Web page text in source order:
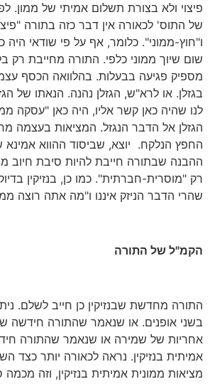
פיצוי ולא בצורת תשלום אמיתי של ממון.
של התוס' לכאורה אין דבר כזה בתורה
ו"חוץ-ממוני". כלומר, אף על פי שודאי היה
שום שיוך ממוני כלפי. התורה מחייבת רק
מספיק פגיעה בבעלות. בהלוואה הכסף
בגזלן. או לרא"ש, הגזלן נהנה. הנאתו של
לנו שהיה כאן קשר אליו, היה כאן "עסקה
הגזלן אל הדבר הנגזל. המציאות בעצמה
החפץ הנלקח. יוצא, שביסוד ההווא אמינא
ההבנה שבתורה חייבת להיות סיבת חיוב
רק "מוסרית-חברתית". כמו כן, בנזיקין
שהרי הדבר הניזק איננו ו"מה אתה רוצה
הקמ"ל של התורה
התורה מחדשת שבנזיקין כן חייב לשלם.
בשני אופנים. או שנאמר שהתורה חידשה
אחריות של שמירה או שנאמר שהתורה
אמיתית בנזיקין. נראה לכאורה יותר כצד
מציאות ממונית אמיתית בנזיקין, וזה מכמה